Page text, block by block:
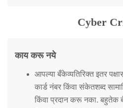
Cyber
काय करू नये
आपल्या बँकेव्यतिरिक्त इतर
कार्ड नंबर किंवा संकेतशब्द
किंवा प्रदान करू नका. बहुतेक